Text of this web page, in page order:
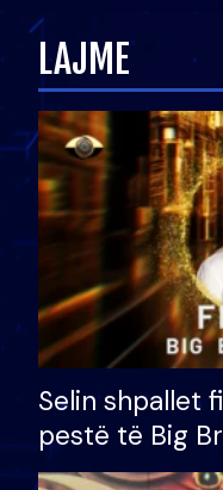
LAJME
Selin shpallet
pestë të Big
çmimin e